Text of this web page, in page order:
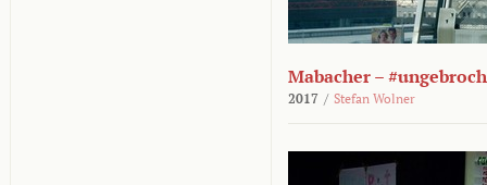
Mabacher –
2017 / Stefan Wolner